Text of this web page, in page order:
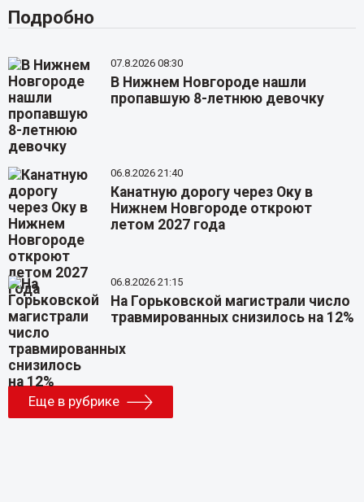
Подробно
07.8.2026 08:30
В Нижнем Новгороде нашли
пропавшую 8-летнюю девочку
06.8.2026 21:40
Канатную дорогу через Оку в
Нижнем Новгороде откроют
летом 2027 года
06.8.2026 21:15
На Горьковской магистрали число
травмированных снизилось на 12%
Еще в рубрике